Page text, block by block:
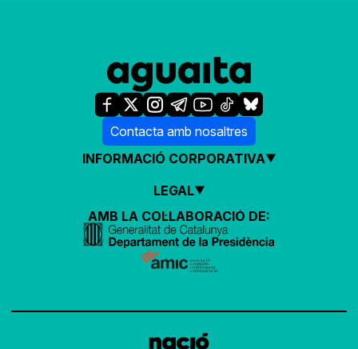
Contacta amb nosaltres
INFORMACIÓ CORPORATIVA
LEGAL
AMB LA COL·LABORACIÓ DE: